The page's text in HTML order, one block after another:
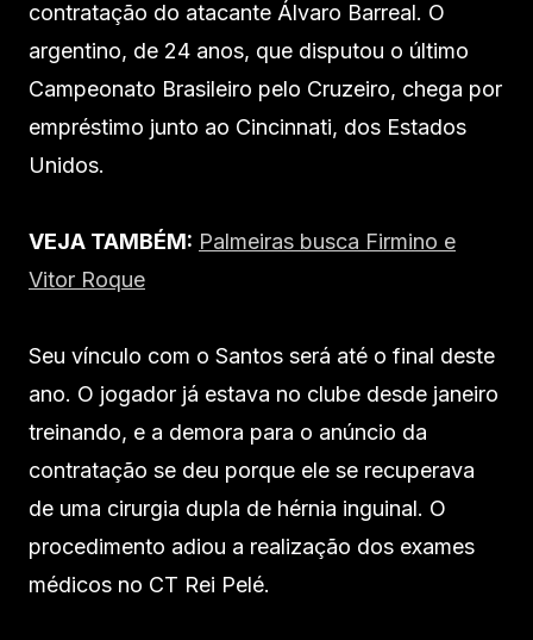
contratação do atacante Álvaro Barreal. O
argentino, de 24 anos, que disputou o último
Campeonato Brasileiro pelo Cruzeiro, chega por
empréstimo junto ao Cincinnati, dos Estados
Unidos.
VEJA TAMBÉM: Palmeiras busca Firmino e
Vitor Roque
Seu vínculo com o Santos será até o final deste
ano. O jogador já estava no clube desde janeiro
treinando, e a demora para o anúncio da
contratação se deu porque ele se recuperava
de uma cirurgia dupla de hérnia inguinal. O
procedimento adiou a realização dos exames
médicos no CT Rei Pelé.